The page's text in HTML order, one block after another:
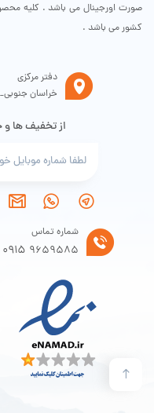
معنای زندگی است. امیدواریم
صورت اورجینال می باشد . کلیه
کشور می باشد .
شماره تماس
0915 9659585
دفتر مرکزی
خراسان
از تخفیف ها و